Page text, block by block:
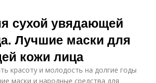
сухой увядающей
Лучшие маски для
кожи лица
красоту и молодость на долгие годы
маски и народные средства для